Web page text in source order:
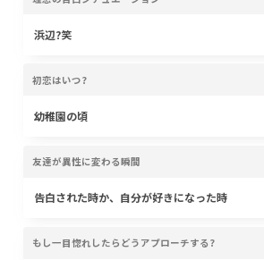
浜辺?笑
初恋はいつ?
幼稚園の頃
友達が異性に変わる瞬間
告白された時か、自分が好きになった時
もし一目惚れしたらどうアプローチする?